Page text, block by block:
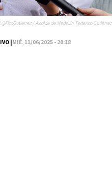
|MIÉ, 11/06/2025 - 20:18
@FicoGutierrez / Alcalde de Medellín, Federico Gutiérrez